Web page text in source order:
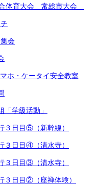
体育大会 常総市大会
会
ホ・ケータイ安全教室
学級活動」
日目⑤（新幹線）
日目④（清水寺）
日目③（清水寺）
日目②（座禅体験）